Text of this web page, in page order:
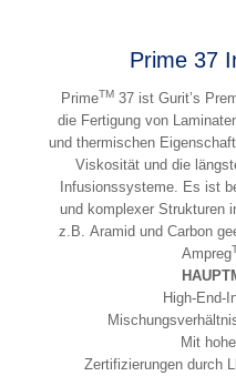
Prime 37
PrimeTM 37 ist Gurit’s
die Fertigung von
und thermischen
Viskosität und die
Infusionssysteme. Es ist
und komplexer Strukturen
z.B. Aramid und Carbon
Ampreg
High-End-
Mit
Zertifizierungen durch